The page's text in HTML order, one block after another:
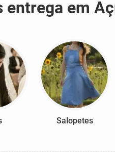
em
Salopetes